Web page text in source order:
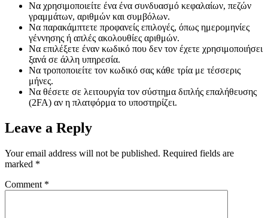
Να χρησιμοποιείτε ένα ένα συνδυασμό κεφαλαίων, πεζών
γραμμάτων, αριθμών και συμβόλων.
Να παρακάμπτετε προφανείς επιλογές, όπως ημερομηνίες
γέννησης ή απλές ακολουθίες αριθμών.
Να επιλέξετε έναν κωδικό που δεν τον έχετε χρησιμοποιήσει
ξανά σε άλλη υπηρεσία.
Να τροποποιείτε τον κωδικό σας κάθε τρία με τέσσερις
μήνες.
Να θέσετε σε λειτουργία τον σύστημα διπλής επαλήθευσης
(2FA) αν η πλατφόρμα το υποστηρίζει.
Leave a Reply
Your email address will not be published. Required fields are
marked *
Comment *